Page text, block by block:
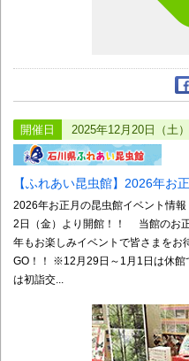
開催日 2025年12月20日（土
【ふれあい昆虫館】2026年お
2026年お正月の昆虫館イベント情
2日（金）より開館！！ 当館のお
年もお楽しみイベントで皆さまをお
GO！！ ※12月29日～1月1日は休
は初詣交...